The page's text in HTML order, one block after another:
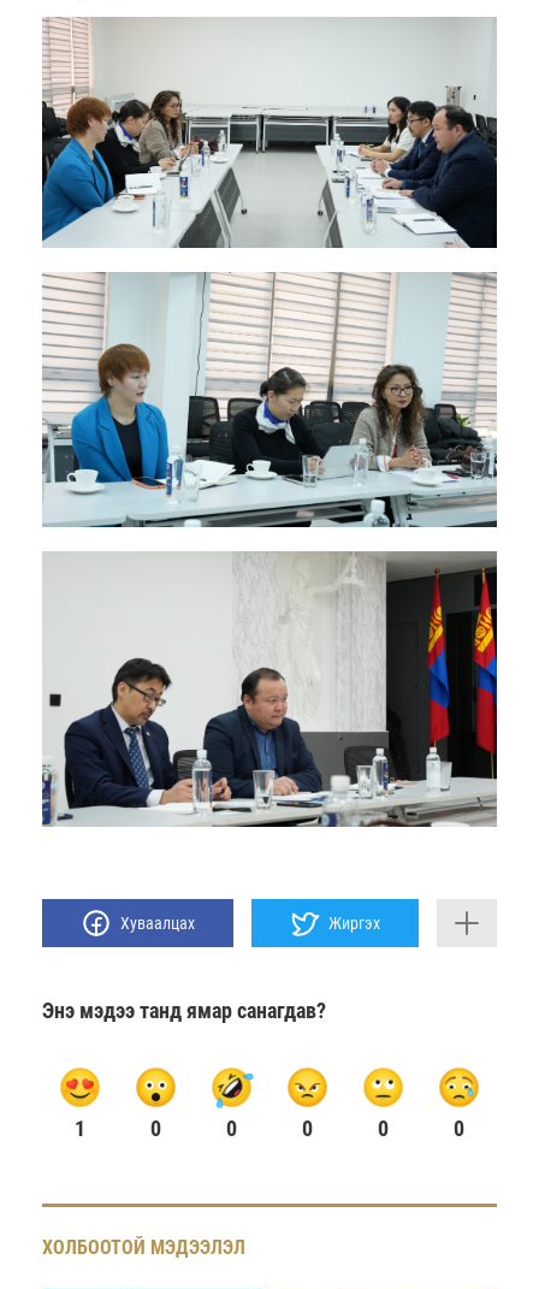
Хуваалцах Жиргэх
Энэ мэдээ танд ямар санагдав?
1 0 0 0 0 0
ХОЛБООТОЙ МЭДЭЭЛЭЛ